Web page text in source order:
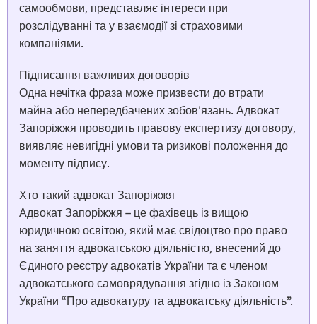
самообмови, представляє інтереси при
розслідуванні та у взаємодії зі страховими
компаніями.
Підписання важливих договорів
Одна нечітка фраза може призвести до втрати
майна або непередбачених зобов'язань. Адвокат
Запоріжжя проводить правову експертизу договору,
виявляє невигідні умови та ризикові положення до
моменту підпису.
Хто такий адвокат Запоріжжя
Адвокат Запоріжжя – це фахівець із вищою
юридичною освітою, який має свідоцтво про право
на заняття адвокатською діяльністю, внесений до
Єдиного реєстру адвокатів України та є членом
адвокатського самоврядування згідно із Законом
України “Про адвокатуру та адвокатську діяльність”.